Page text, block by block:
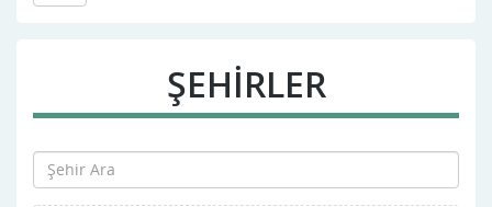
ŞEHİRLER